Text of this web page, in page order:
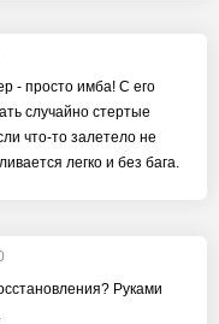
- просто имба! С его
случайно стертые
что-то залетело не
легко и без бага.
Руками